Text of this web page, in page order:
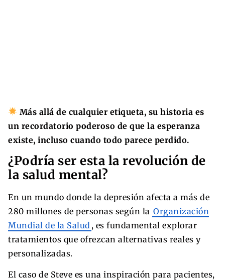
Más allá de cualquier etiqueta, su historia es
un recordatorio poderoso de que la esperanza
existe, incluso cuando todo parece perdido.
¿Podría ser esta la revolución de
la salud mental?
En un mundo donde la depresión afecta a más de
280 millones de personas según la Organización
Mundial de la Salud , es fundamental explorar
tratamientos que ofrezcan alternativas reales y
personalizadas.
El caso de Steve es una inspiración para pacientes,